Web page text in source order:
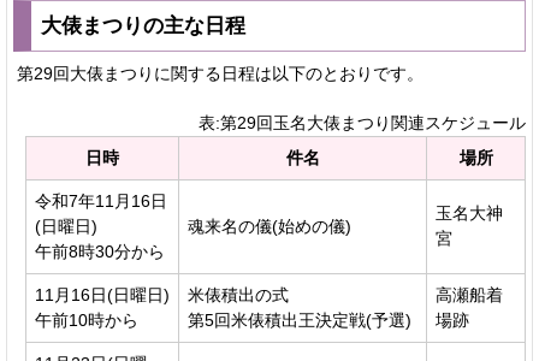
大俵まつりの主な日程
第29回大俵まつりに関する日程は以下のとおりです。
表:第29回玉名大俵まつり関連スケジュール
日時
件名 場所
令和7年11月16日
(日曜日)
午前8時30分から
魂来名の儀(始めの儀)
玉名大神
宮
11月16日(日曜日)
午前10時から
米俵積出の式
第5回米俵積出王決定戦(予選)
高瀬船着
場跡